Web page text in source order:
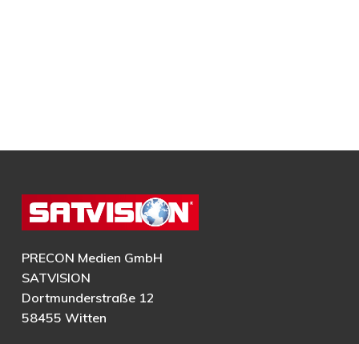
PRECON Medien GmbH
SATVISION
Dortmunderstraße 12
58455 Witten